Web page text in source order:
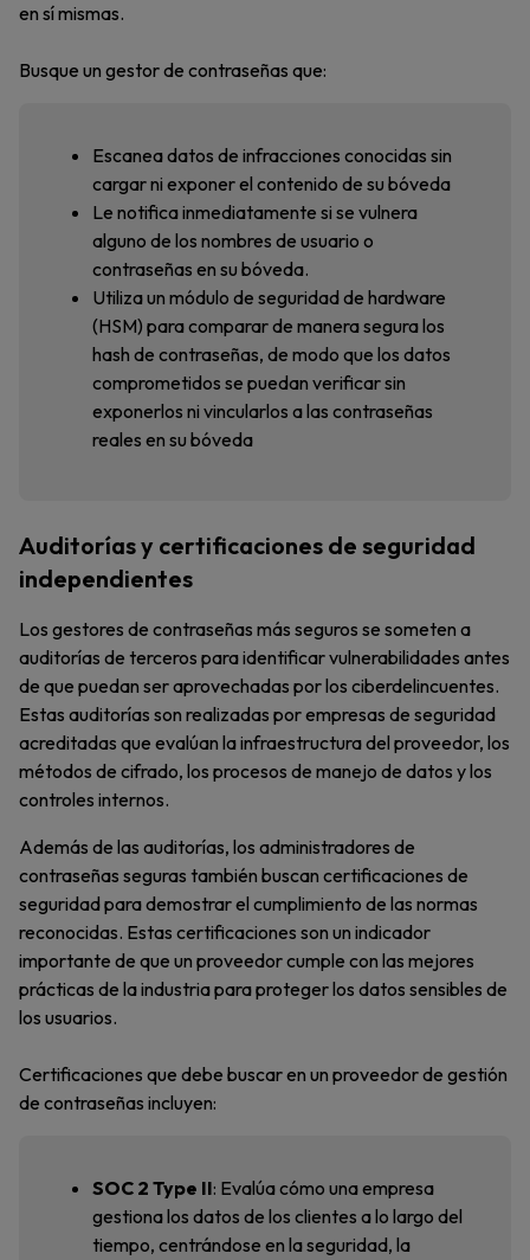
en sí mismas.
Busque un gestor de contraseñas que:
Escanea datos de infracciones conocidas sin
cargar ni exponer el contenido de su bóveda
Le notifica inmediatamente si se vulnera
alguno de los nombres de usuario o
contraseñas en su bóveda.
Utiliza un módulo de seguridad de hardware
(HSM) para comparar de manera segura los
hash de contraseñas, de modo que los datos
comprometidos se puedan verificar sin
exponerlos ni vincularlos a las contraseñas
reales en su bóveda
Auditorías y certificaciones de seguridad
independientes
Los gestores de contraseñas más seguros se someten a
auditorías de terceros para identificar vulnerabilidades antes
de que puedan ser aprovechadas por los ciberdelincuentes.
Estas auditorías son realizadas por empresas de seguridad
acreditadas que evalúan la infraestructura del proveedor, los
métodos de cifrado, los procesos de manejo de datos y los
controles internos.
Además de las auditorías, los administradores de
contraseñas seguras también buscan certificaciones de
seguridad para demostrar el cumplimiento de las normas
reconocidas. Estas certificaciones son un indicador
importante de que un proveedor cumple con las mejores
prácticas de la industria para proteger los datos sensibles de
los usuarios.
Certificaciones que debe buscar en un proveedor de gestión
de contraseñas incluyen:
SOC 2 Type II: Evalúa cómo una empresa
gestiona los datos de los clientes a lo largo del
tiempo, centrándose en la seguridad, la